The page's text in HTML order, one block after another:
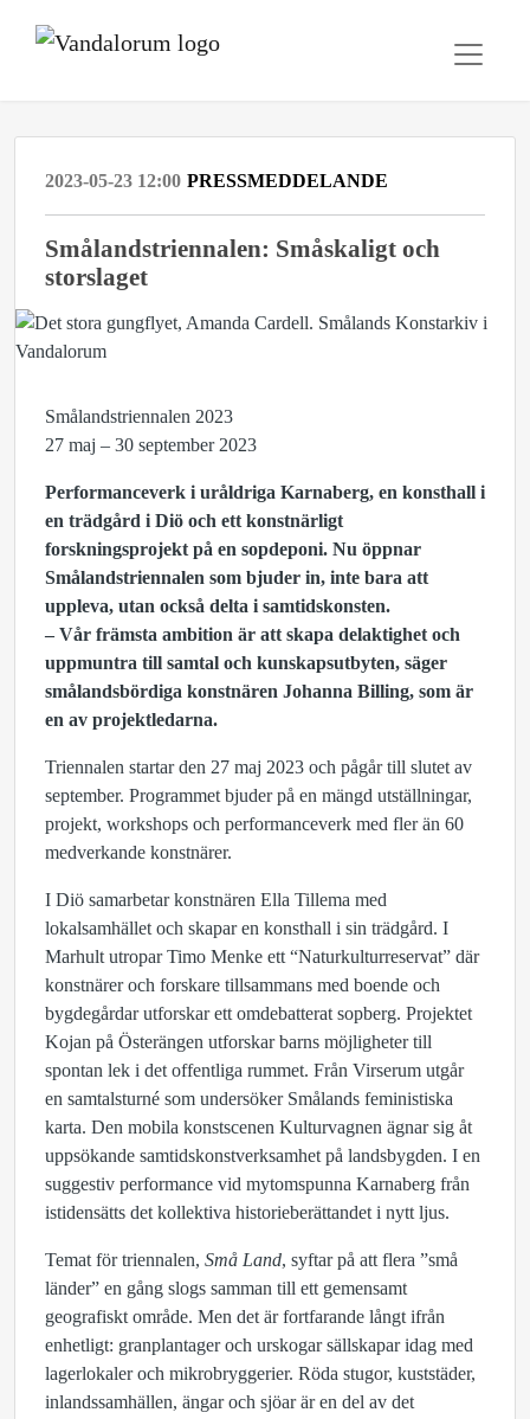
2023-05-23 12:00 PRESSMEDDELANDE
Smålandstriennalen: Småskaligt och
storslaget
Smålandstriennalen 2023
27 maj – 30 september 2023
Performanceverk i uråldriga Karnaberg, en konsthall i
en trädgård i Diö och ett konstnärligt
forskningsprojekt på en sopdeponi. Nu öppnar
Smålandstriennalen som bjuder in, inte bara att
uppleva, utan också delta i samtidskonsten.
– Vår främsta ambition är att skapa delaktighet och
uppmuntra till samtal och kunskapsutbyten, säger
smålandsbördiga konstnären Johanna Billing, som är
en av projektledarna.
Triennalen startar den 27 maj 2023 och pågår till slutet av
september. Programmet bjuder på en mängd utställningar,
projekt, workshops och performanceverk med fler än 60
medverkande konstnärer.
I Diö samarbetar konstnären Ella Tillema med
lokalsamhället och skapar en konsthall i sin trädgård. I
Marhult utropar Timo Menke ett “Naturkulturreservat” där
konstnärer och forskare tillsammans med boende och
bygdegårdar utforskar ett omdebatterat sopberg. Projektet
Kojan på Österängen utforskar barns möjligheter till
spontan lek i det offentliga rummet. Från Virserum utgår
en samtalsturné som undersöker Smålands feministiska
karta. Den mobila konstscenen Kulturvagnen ägnar sig åt
uppsökande samtidskonstverksamhet på landsbygden. I en
suggestiv performance vid mytomspunna Karnaberg från
istidensätts det kollektiva historieberättandet i nytt ljus.
Temat för triennalen, Små Land, syftar på att flera ”små
länder” en gång slogs samman till ett gemensamt
geografiskt område. Men det är fortfarande långt ifrån
enhetligt: granplantager och urskogar sällskapar idag med
lagerlokaler och mikrobryggerier. Röda stugor, kuststäder,
inlandssamhällen, ängar och sjöar är en del av det